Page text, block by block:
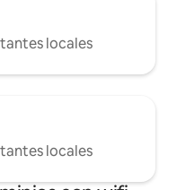
locales
locales